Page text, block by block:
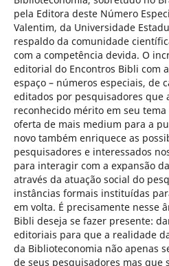
pela Editora deste Número
Valentim, da Universidade
respaldo da comunidade
com a competência devida. O
editorial do Encontros Bibli com
espaço – números especiais, de
editados por pesquisadores que
reconhecido mérito em seu
oferta de mais medium para a
novo também enriquece as
pesquisadores e interessados
para interagir com a expansão
através da atuação social do
instâncias formais instituídas
em volta. É precisamente nesse
Bibli deseja se fazer presente:
editoriais para que a realidade
da Biblioteconomia não apenas
de seus pesquisadores mas que